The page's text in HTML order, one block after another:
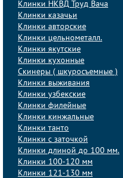
Клинки НКВД Труд Вача
Клинки казачьи
Клинки авторские
Клинки цельнометалл.
Клинки якутские
Клинки кухонные
Скинеры ( шкуросъемные )
Клинки выживания
Клинки узбекские
Клинки филейные
Клинки кинжальные
Клинки танто
Клинки с заточкой
Клинки длиной до 100 мм.
Клинки 100-120 мм
Клинки 121-130 мм